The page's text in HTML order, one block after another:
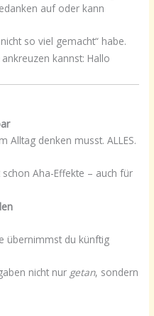
auf oder kann
so viel gemacht“ habe.
kannst: Hallo
Alltag denken musst. ALLES.
Aha-Effekte – auch für
übernimmst du künftig
nicht nur getan, sondern